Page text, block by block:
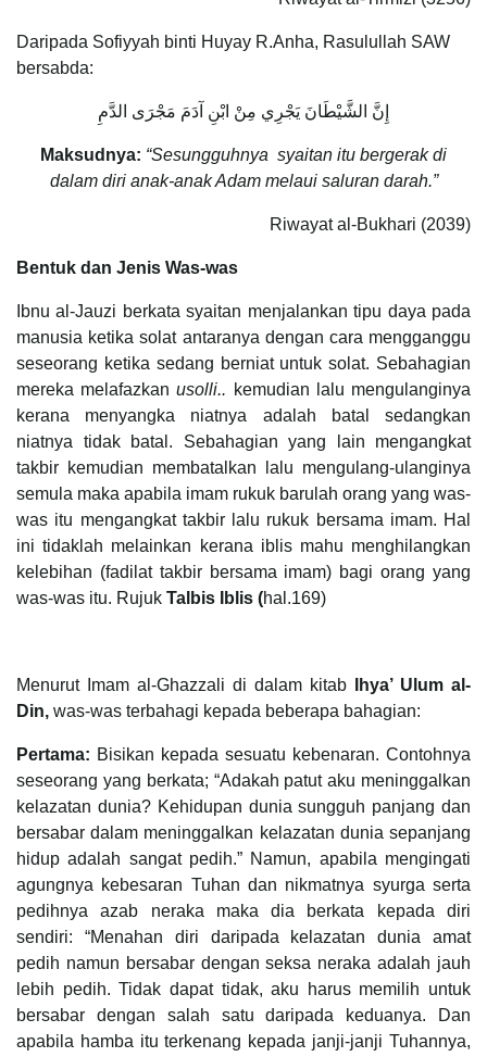
Daripada Sofiyyah binti Huyay R.Anha, Rasulullah SAW
bersabda:
إِنَّ الشَّيْطَانَ يَجْرِي مِنْ ابْنِ آدَمَ مَجْرَى الدَّمِ
Maksudnya: “Sesungguhnya syaitan itu bergerak di
dalam diri anak-anak Adam melaui saluran darah.”
Riwayat al-Bukhari (2039)
Bentuk dan Jenis Was-was
Ibnu al-Jauzi berkata syaitan menjalankan tipu daya pada
manusia ketika solat antaranya dengan cara mengganggu
seseorang ketika sedang berniat untuk solat. Sebahagian
mereka melafazkanusolli.. kemudian lalu mengulanginya
kerana menyangka niatnya adalah batal sedangkan
niatnya tidak batal. Sebahagian yang lain mengangkat
takbir kemudian membatalkan lalu mengulang-ulanginya
semula maka apabila imam rukuk barulah orang yang was-
was itu mengangkat takbir lalu rukuk bersama imam. Hal
ini tidaklah melainkan kerana iblis mahu menghilangkan
kelebihan (fadilat takbir bersama imam) bagi orang yang
was-was itu. Rujuk Talbis Iblis (hal.169)
Menurut Imam al-Ghazzali di dalam kitab Ihya’ Ulum al-
Din, was-was terbahagi kepada beberapa bahagian:
Pertama: Bisikan kepada sesuatu kebenaran. Contohnya
seseorang yang berkata; “Adakah patut aku meninggalkan
kelazatan dunia? Kehidupan dunia sungguh panjang dan
bersabar dalam meninggalkan kelazatan dunia sepanjang
hidup adalah sangat pedih.” Namun, apabila mengingati
agungnya kebesaran Tuhan dan nikmatnya syurga serta
pedihnya azab neraka maka dia berkata kepada diri
sendiri: “Menahan diri daripada kelazatan dunia amat
pedih namun bersabar dengan seksa neraka adalah jauh
lebih pedih. Tidak dapat tidak, aku harus memilih untuk
bersabar dengan salah satu daripada keduanya. Dan
apabila hamba itu terkenang kepada janji-janji Tuhannya,